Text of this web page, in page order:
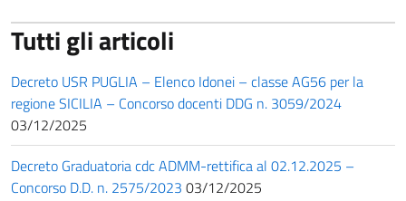
Tutti gli articoli
Decreto USR PUGLIA – Elenco Idonei – classe AG56 per la
regione SICILIA – Concorso docenti DDG n. 3059/2024
03/12/2025
Decreto Graduatoria cdc ADMM-rettifica al 02.12.2025 –
Concorso D.D. n. 2575/2023 03/12/2025